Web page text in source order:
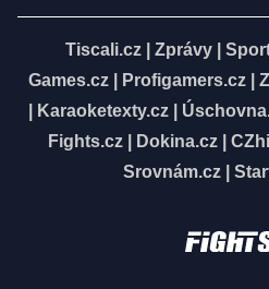
Tiscali.cz Zprávy
Games.cz
Profigamers.cz
Karaoketexty.cz|
Fights.cz
Dokina.cz
Srovnám.cz